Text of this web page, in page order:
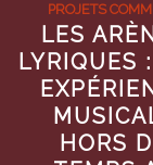
PROJETS
LES
LYRIQUES
HORS